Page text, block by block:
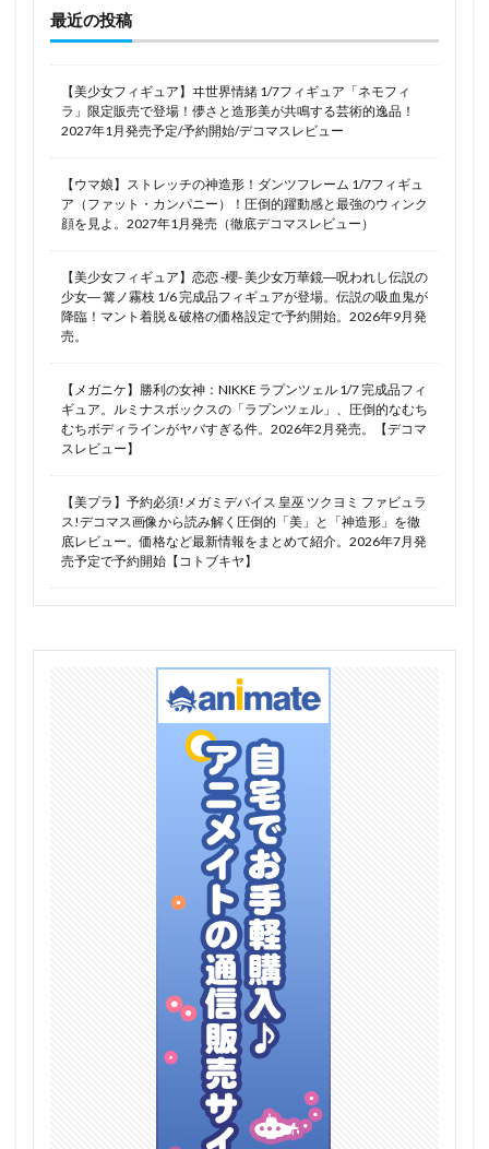
最近の投稿
【美少女フィギュア】ヰ世界情緒 1/7フィギュア「ネモフィ
ラ」限定販売で登場！儚さと造形美が共鳴する芸術的逸品！
2027年1月発売予定/予約開始/デコマスレビュー
【ウマ娘】ストレッチの神造形！ダンツフレーム 1/7フィギュ
ア（ファット・カンパニー）！圧倒的躍動感と最強のウィンク
顔を見よ。2027年1月発売（徹底デコマスレビュー）
【美少女フィギュア】恋恋 -櫻- 美少女万華鏡―呪われし伝説の
少女― 篝ノ霧枝 1/6 完成品フィギュアが登場。伝説の吸血鬼が
降臨！マント着脱＆破格の価格設定で予約開始。2026年9月発
売。
【メガニケ】勝利の女神：NIKKE ラプンツェル 1/7 完成品フィ
ギュア。ルミナスボックスの「ラプンツェル」、圧倒的なむち
むちボディラインがヤバすぎる件。2026年2月発売。【デコマ
スレビュー】
【美プラ】予約必須!メガミデバイス 皇巫 ツクヨミ ファビュラ
ス!デコマス画像から読み解く圧倒的「美」と「神造形」を徹
底レビュー。価格など最新情報をまとめて紹介。2026年7月発
売予定で予約開始【コトブキヤ】